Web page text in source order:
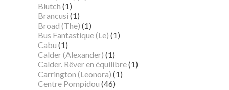
Blutch (1)
Brancusi (1)
Broad (The) (1)
Bus Fantastique (Le) (1)
Cabu (1)
Calder (Alexander) (1)
Calder. Rêver en équilibre(1)
Carrington (Leonora) (1)
Centre Pompidou (46)